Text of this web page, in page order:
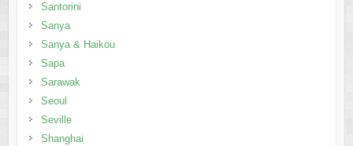
Santorini
Sanya
Sanya & Haikou
Sapa
Sarawak
Seoul
Seville
Shanghai